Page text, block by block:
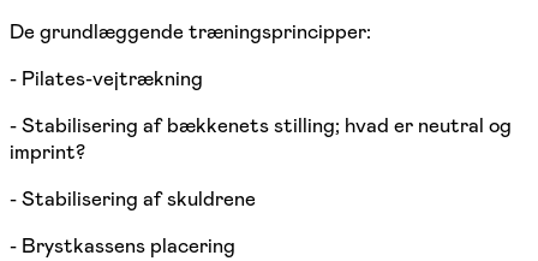
De grundlæggende træningsprincipper:
- Pilates-vejtrækning
- Stabilisering af bækkenets stilling; hvad er neutral og
imprint?
- Stabilisering af skuldrene
- Brystkassens placering